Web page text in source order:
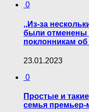
0
,,Из-за
были отменены
поклонникам
23.01.2023
0
Простые и
семья